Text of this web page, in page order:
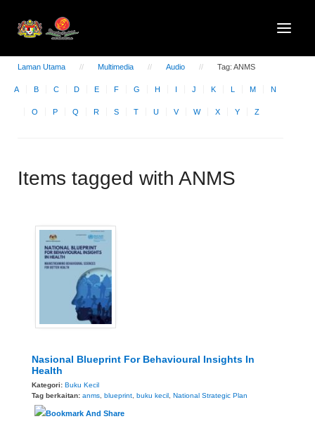
Laman Utama Multimedia Audio Tag: ANMS
A B C D E F G H I J K L M N
O P Q R S T U V W X Y Z
Items tagged with ANMS
Nasional Blueprint For Behavioural Insights In
Health
Kategori: Buku Kecil
Tag berkaitan: anms, blueprint, buku kecil, National Strategic Plan